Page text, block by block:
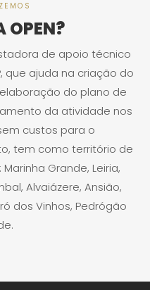
OPEN?
de apoio técnico
que ajuda na criação do
do plano de
da atividade nos
custos para o
tem como território de
Grande, Leiria,
Alvaiázere, Ansião,
dos Vinhos, Pedrógão